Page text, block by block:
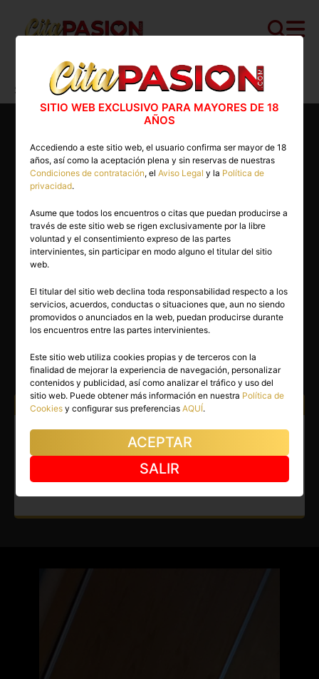
Cita PASION.COM>Escorts>Sevilla>
Sevilla capital>Dulce
25 años
DULCE
Sevilla capital(Sevilla)
(8)
Atiendo a: Hombres
Escort en Sevilla capital.
Sevillana elegante y
espectacular.
SITIO WEB EXCLUSIVO PARA MAYORES DE 18
AÑOS
Accediendo a este sitio web, el usuario confirma ser mayor de 18
años, así como la aceptación plena y sin reservas de nuestras
Condiciones de contratación, elAviso Legal y la Política de
privacidad.
Asume que todos los encuentros o citas que puedan producirse a
través de este sitio web se rigen exclusivamente por la libre
voluntad y el consentimiento expreso de las partes
intervinientes, sin participar en modo alguno el titular del sitio
web.
El titular del sitio web declina toda responsabilidad respecto a los
servicios, acuerdos, conductas o situaciones que, aun no siendo
promovidos o anunciados en la web, puedan producirse durante
los encuentros entre las partes intervinientes.
Este sitio web utiliza cookies propias y de terceros con la
finalidad de mejorar la experiencia de navegación, personalizar
contenidos y publicidad, así como analizar el tráfico y uso del
sitio web. Puede obtener más información en nuestra Política de
Cookies y configurar sus preferenciasAQUÍ.
ACEPTAR
SALIR